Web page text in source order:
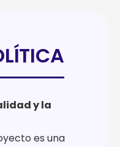
y la
es una